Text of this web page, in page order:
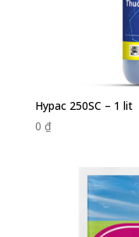
Hypac 250SC – 1 lit
0 ₫